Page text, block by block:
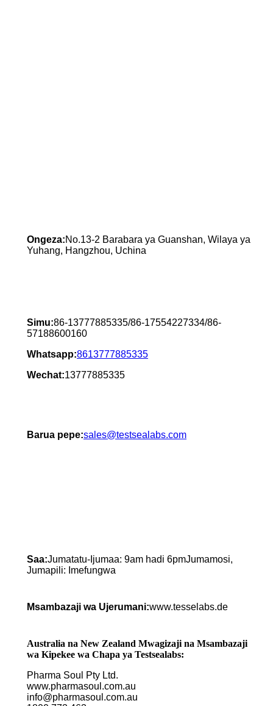
Ongeza:No.13-2 Barabara ya Guanshan, Wilaya ya
Yuhang, Hangzhou, Uchina
Simu:86-13777885335/86-17554227334/86-
57188600160
Whatsapp:8613777885335
Wechat:13777885335
Barua pepe:sales@testsealabs.com
Saa:Jumatatu-Ijumaa: 9am hadi 6pmJumamosi,
Jumapili: Imefungwa
Msambazaji wa Ujerumani:www.tesselabs.de
Australia na New Zealand Mwagizaji na Msambazaji
wa Kipekee wa Chapa ya Testsealabs:
Pharma Soul Pty Ltd.
www.pharmasoul.com.au
info@pharmasoul.com.au